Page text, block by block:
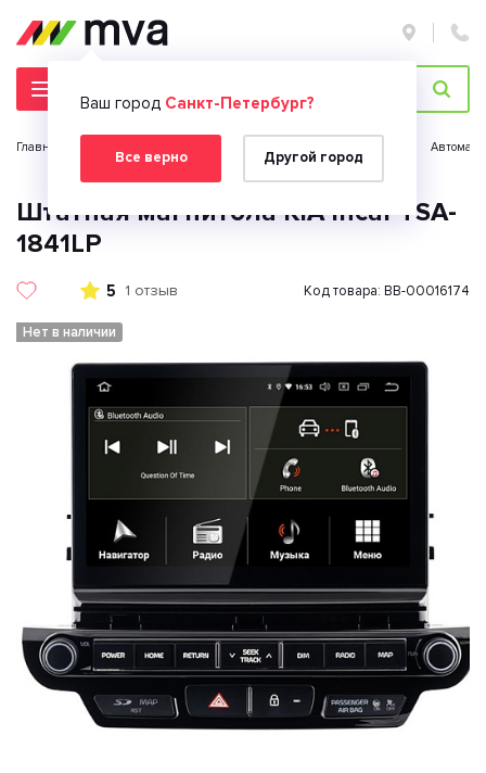
Ваш город Санкт-Петербург?
Все верно Другой город
Главная страница
Штатная магнитола KIA Incar TSA-
1841LP
5 1 отзыв Код товара: BB-00016174
Нет в наличии